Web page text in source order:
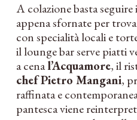
A colazione basta
appena sfornate per
con specialità locali e
il lounge bar serve piatti
a cenal’Acquamore, il
chef Pietro Mangani,
raffinata e
pantesca viene